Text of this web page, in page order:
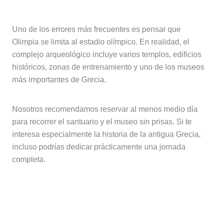
Uno de los errores más frecuentes es pensar que
Olimpia se limita al estadio olímpico. En realidad, el
complejo arqueológico incluye varios templos, edificios
históricos, zonas de entrenamiento y uno de los museos
más importantes de Grecia.
Nosotros recomendamos reservar al menos medio día
para recorrer el santuario y el museo sin prisas. Si te
interesa especialmente la historia de la antigua Grecia,
incluso podrías dedicar prácticamente una jornada
completa.